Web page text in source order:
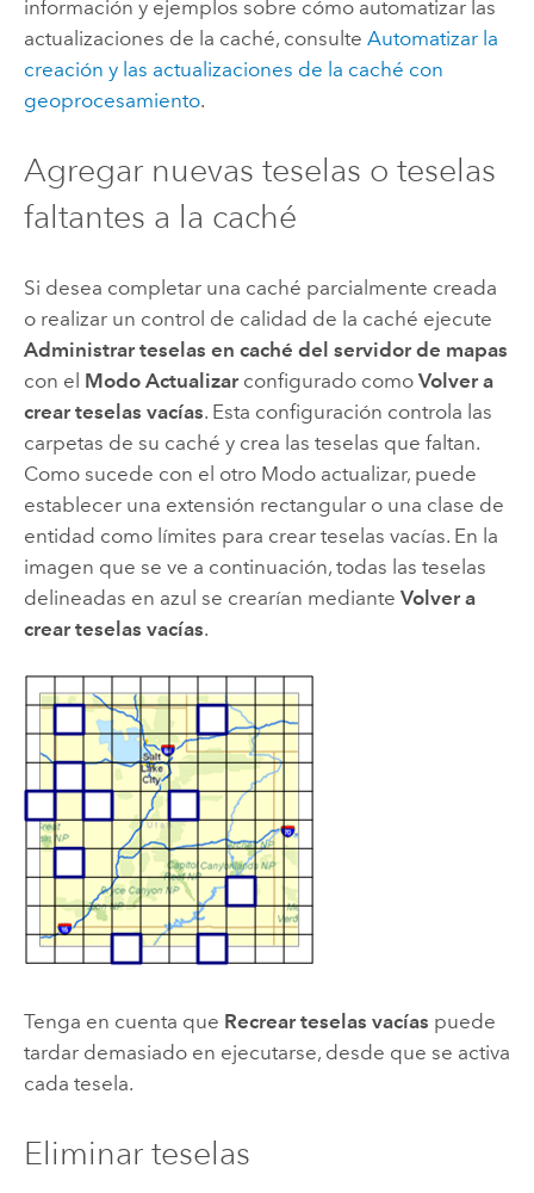
información y ejemplos sobre cómo automatizar las
actualizaciones de la caché, consulte Automatizar la
creación y las actualizaciones de la caché con
geoprocesamiento.
Agregar nuevas teselas o teselas
faltantes a la caché
Si desea completar una caché parcialmente creada
o realizar un control de calidad de la caché ejecute
Administrar teselas en caché del servidor de mapas
con el Modo Actualizarconfigurado como Volver a
crear teselas vacías. Esta configuración controla las
carpetas de su caché y crea las teselas que faltan.
Como sucede con el otro Modo actualizar, puede
establecer una extensión rectangular o una clase de
entidad como límites para crear teselas vacías. En la
imagen que se ve a continuación, todas las teselas
delineadas en azul se crearían mediante Volver a
crear teselas vacías.
Tenga en cuenta que Recrear teselas vacías puede
tardar demasiado en ejecutarse, desde que se activa
cada tesela.
Eliminar teselas